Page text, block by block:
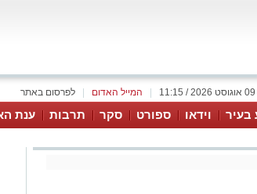
לפרסום באתר המייל האדום 09 אוגוסט 2026 / 11:15
בעיר וידאו ספורט סקר תרבות ענת